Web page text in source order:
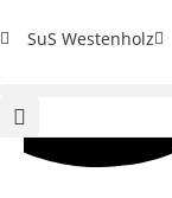
SuS Westenholz